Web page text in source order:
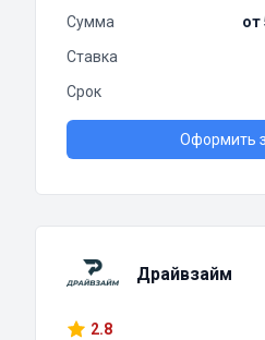
Сумма
от
Ставка
Срок
Оформить
Драйвзайм
2.8